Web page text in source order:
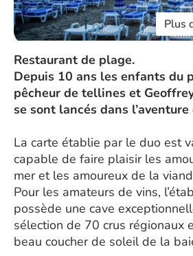
Plus
Restaurant de plage.
Depuis 10 ans les enfants du
pêcheur de tellines et
se sont lancés dans l’aventure
La carte établie par le duo est
capable de faire plaisir les
mer et les amoureux de la
Pour les amateurs de vins,
possède une cave
sélection de 70 crus régionaux
beau coucher de soleil de la